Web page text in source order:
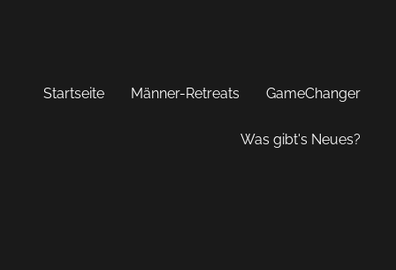
Startseite Männer-Retreats GameChanger
Was gibt's Neues?